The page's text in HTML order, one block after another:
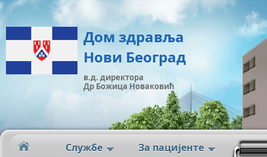
Дом здравља
Нови Београд
в.д. директора
Др Божица Новаковић
Службе За пацијенте